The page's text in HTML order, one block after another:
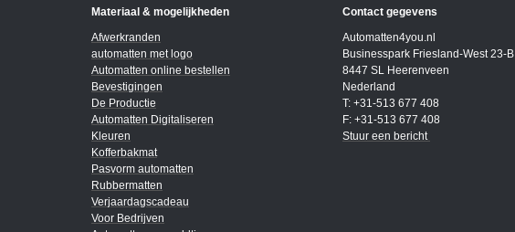
Materiaal & mogelijkheden
Afwerkranden
automatten met logo
Automatten online bestellen
Bevestigingen
De Productie
Automatten Digitaliseren
Kleuren
Kofferbakmat
Pasvorm automatten
Rubbermatten
Verjaardagscadeau
Voor Bedrijven
Contact gegevens
Automatten4you.nl
Businesspark Friesland-West 23-B
8447 SL Heerenveen
Nederland
T: +31-513 677 408
F: +31-513 677 408
Stuur een bericht